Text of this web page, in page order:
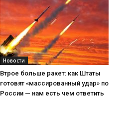
Новости
Втрое больше ракет: как Штаты
готовят «массированный удар» по
России — нам есть чем ответить